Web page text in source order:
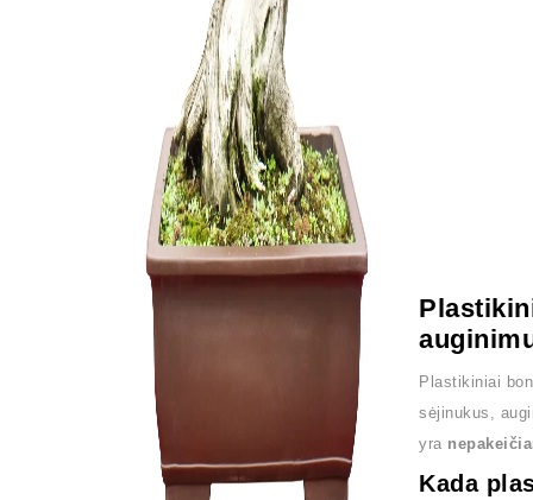
Plastikiniai
sėjinukus,
yra
Kada